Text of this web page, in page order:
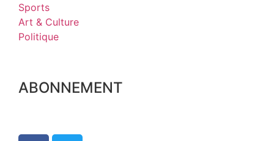
Sports
Art & Culture
Politique
ABONNEMENT